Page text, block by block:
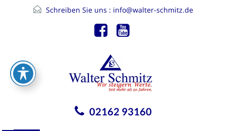
Schreiben Sie uns : info@walter-schmitz.de
02162 93160